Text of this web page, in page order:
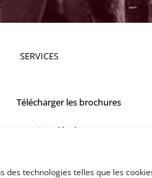
des technologies telles que les
SERVICES
Télécharger les brochures
Mentions légales